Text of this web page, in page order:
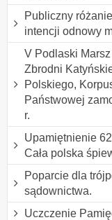
Publiczny
intencji odnowy
V Podlaski
Zbrodni
Polskiego,
Państwowej
r.
Upamiętnienie
Cała polska
Poparcie dla
sądownictwa.
Uczczenie